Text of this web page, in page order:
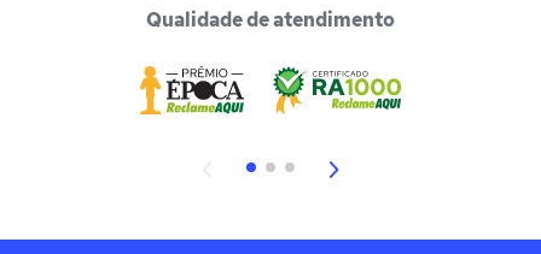
Qualidade de atendimento